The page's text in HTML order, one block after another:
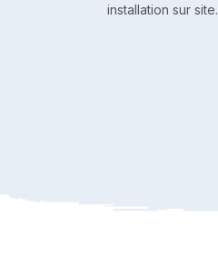
installation sur site.